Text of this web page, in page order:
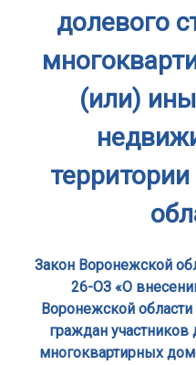
долевого
(или)
Закон Воронежской
26-ОЗ «О
Воронежской
граждан участников
многоквартирных